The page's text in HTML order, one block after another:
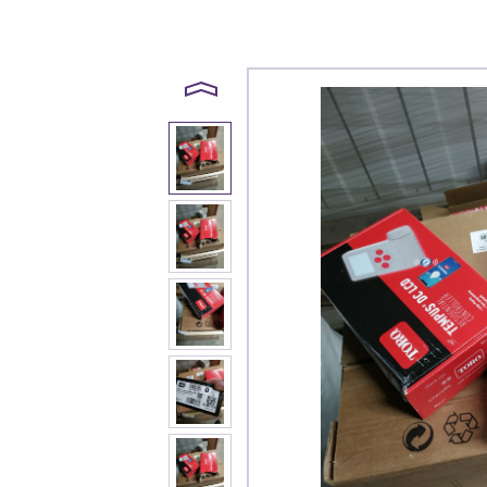
Каталог
Застройщикам
Снабженцам и
Монтажным
Предприятиям и
О
История компании